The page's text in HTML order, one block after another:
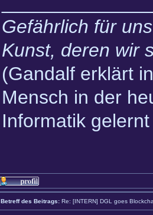
Gefährlich für
Kunst, deren wir
(Gandalf erklärt
Mensch in der
Informatik
Betreff des Beitrags: Re: [INTERN] DGL goes